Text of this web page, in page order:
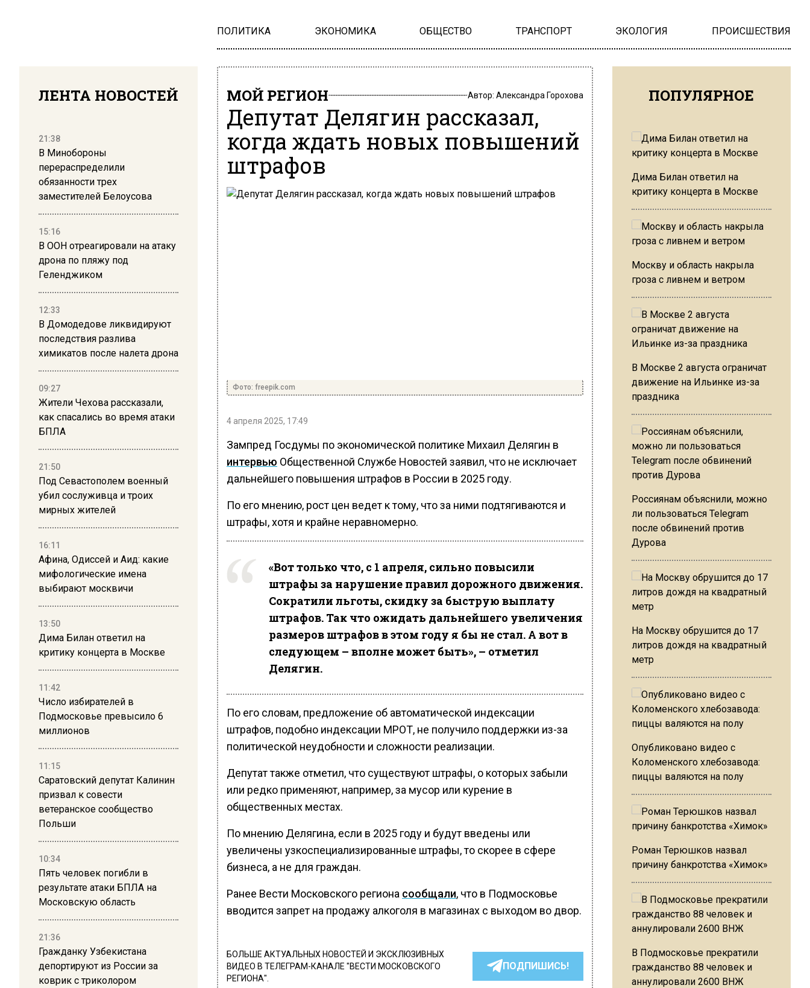
ПОЛИТИКА ЭКОНОМИКА ОБЩЕСТВО ТРАНСПОРТ ЭКОЛОГИЯ ПРОИСШЕСТВИЯ
ЛЕНТА НОВОСТЕЙ
21:38
В Минобороны
перераспределили
обязанности трех
заместителей Белоусова
15:16
В ООН отреагировали на атаку
дрона по пляжу под
Геленджиком
12:33
В Домодедове ликвидируют
последствия разлива
химикатов после налета дрона
09:27
Жители Чехова рассказали,
как спасались во время атаки
БПЛА
21:50
Под Севастополем военный
убил сослуживца и троих
мирных жителей
16:11
Афина, Одиссей и Аид: какие
мифологические имена
выбирают москвичи
13:50
Дима Билан ответил на
критику концерта в Москве
11:42
Число избирателей в
Подмосковье превысило 6
миллионов
11:15
Саратовский депутат Калинин
призвал к совести
ветеранское сообщество
Польши
10:34
Пять человек погибли в
результате атаки БПЛА на
Московскую область
21:36
Гражданку Узбекистана
депортируют из России за
коврик с триколором
МОЙ РЕГИОН Автор: Александра Горохова
Депутат Делягин рассказал,
когда ждать новых повышений
штрафов
Фото: freepik.com
4 апреля 2025, 17:49
Зампред Госдумы по экономической политике Михаил Делягин в
интервью Общественной Службе Новостей заявил, что не исключает
дальнейшего повышения штрафов в России в 2025 году.
По его мнению, рост цен ведет к тому, что за ними подтягиваются и
штрафы, хотя и крайне неравномерно.
«Вот только что, с 1 апреля, сильно повысили
штрафы за нарушение правил дорожного движения.
Сократили льготы, скидку за быструю выплату
штрафов. Так что ожидать дальнейшего увеличения
размеров штрафов в этом году я бы не стал. А вот в
следующем – вполне может быть», – отметил
Делягин.
По его словам, предложение об автоматической индексации
штрафов, подобно индексации МРОТ, не получило поддержки из-за
политической неудобности и сложности реализации.
Депутат также отметил, что существуют штрафы, о которых забыли
или редко применяют, например, за мусор или курение в
общественных местах.
По мнению Делягина, если в 2025 году и будут введены или
увеличены узкоспециализированные штрафы, то скорее в сфере
бизнеса, а не для граждан.
Ранее Вести Московского региона сообщали, что в Подмосковье
вводится запрет на продажу алкоголя в магазинах с выходом во двор.
БОЛЬШЕ АКТУАЛЬНЫХ НОВОСТЕЙ И ЭКСКЛЮЗИВНЫХ
ВИДЕО В ТЕЛЕГРАМ-КАНАЛЕ "ВЕСТИ МОСКОВСКОГО
РЕГИОНА".
ПОДПИШИСЬ!
ПОПУЛЯРНОЕ
Дима Билан ответил на
критику концерта в Москве
Москву и область накрыла
гроза с ливнем и ветром
В Москве 2 августа ограничат
движение на Ильинке из-за
праздника
Россиянам объяснили, можно
ли пользоваться Telegram
после обвинений против
Дурова
На Москву обрушится до 17
литров дождя на квадратный
метр
Опубликовано видео с
Коломенского хлебозавода:
пиццы валяются на полу
Роман Терюшков назвал
причину банкротства «Химок»
В Подмосковье прекратили
гражданство 88 человек и
аннулировали 2600 ВНЖ